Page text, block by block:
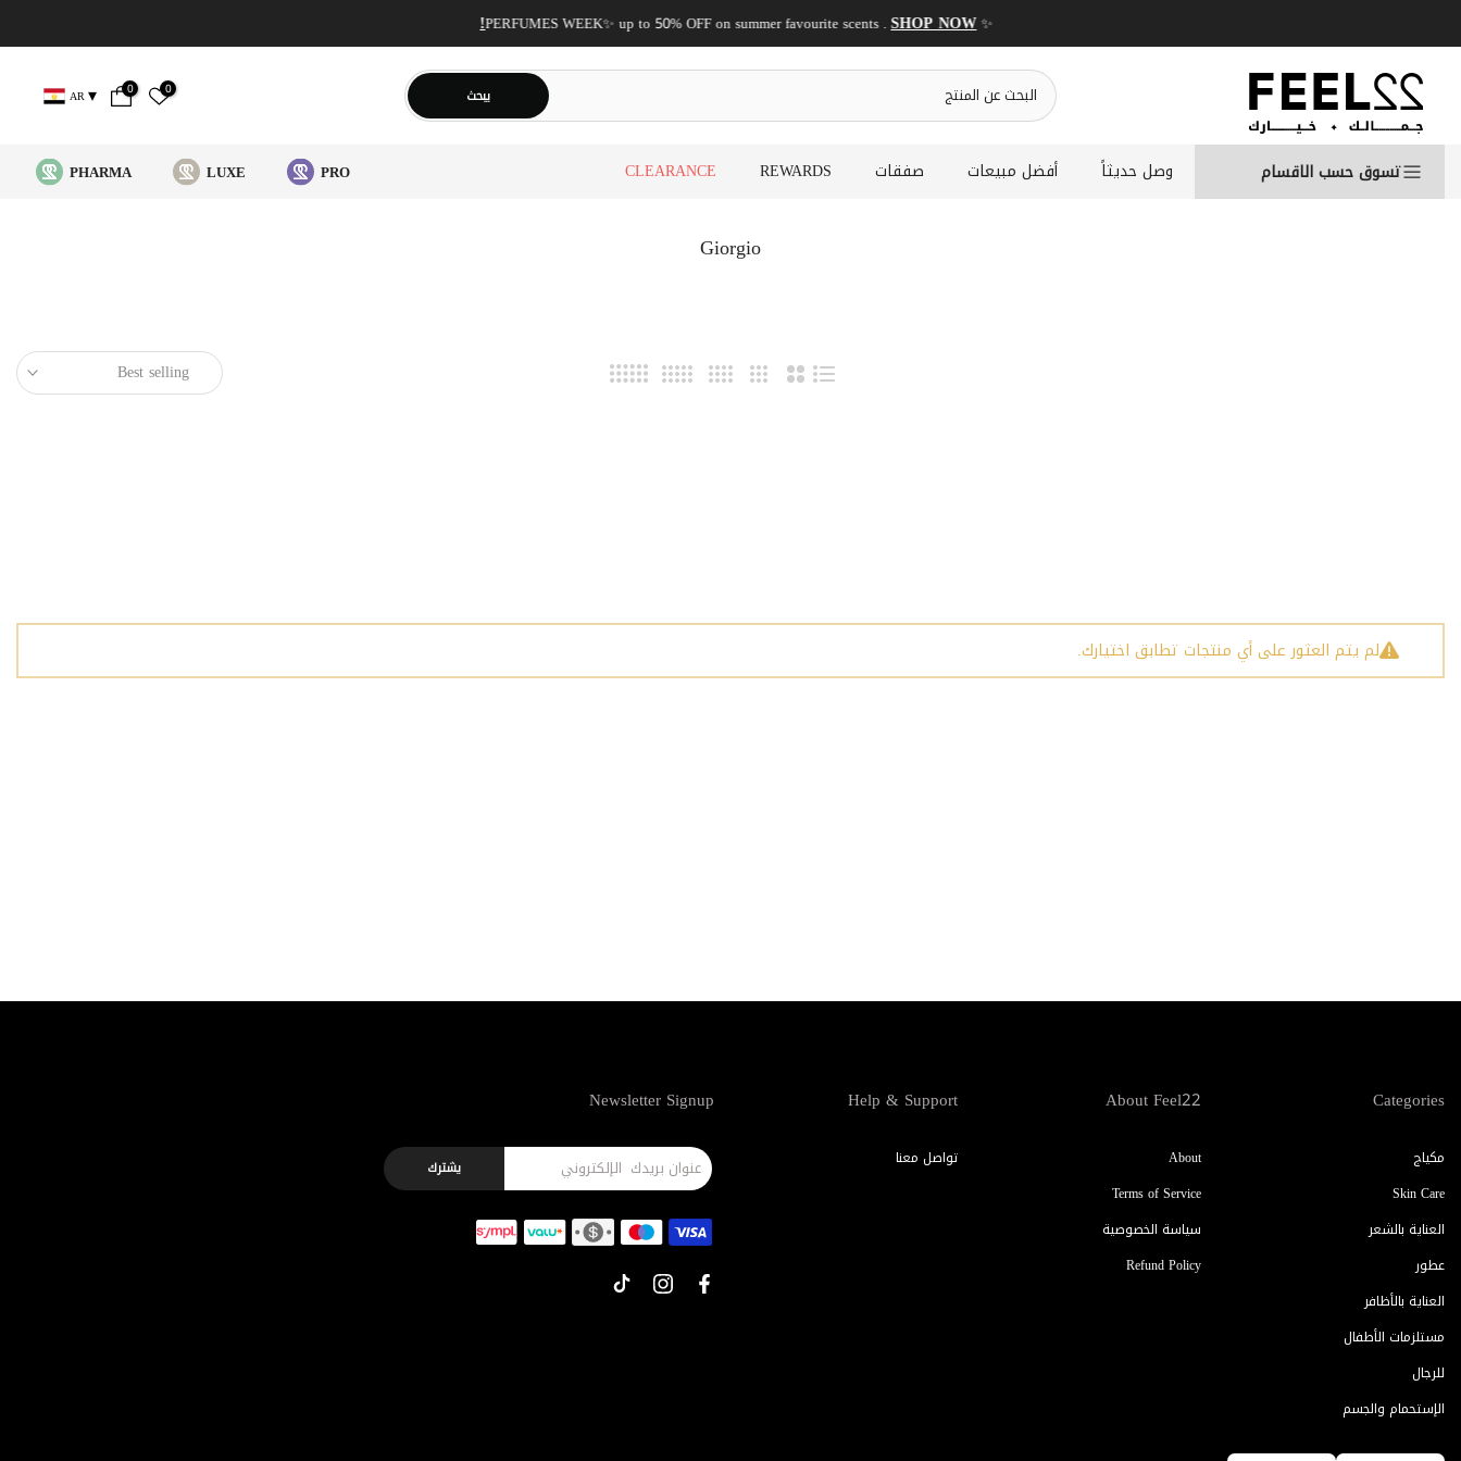
إلى
المحتوى
✨ PERFUMES WEEK✨ up to 50% OFF on summer favourite scents .
SHOP NOW!
يبحث 0
0
AR
تسوق حسب الاقسام وصل حديثاً أفضل مبيعات صفقات REWARDS
CLEARANCE
PRO
LUXE
PHARMA
Giorgio
Best selling
لم يتم العثور على أي منتجات تطابق اختيارك.
Categories
مكياج
Skin Care
العناية بالشعر
عطور
العناية بالأظافر
مستلزمات الأطفال
للرجال
الإستحمام والجسم
About Feel22
About
Terms of Service
سياسة الخصوصية
Refund Policy
Help & Support
تواصل معنا
Newsletter Signup
يشترك